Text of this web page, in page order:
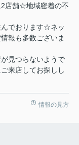
店舗☆地域密着の不
でおります☆ネッ
報も多数ございま
見つらないようで
来店してお探しし
情報の見方